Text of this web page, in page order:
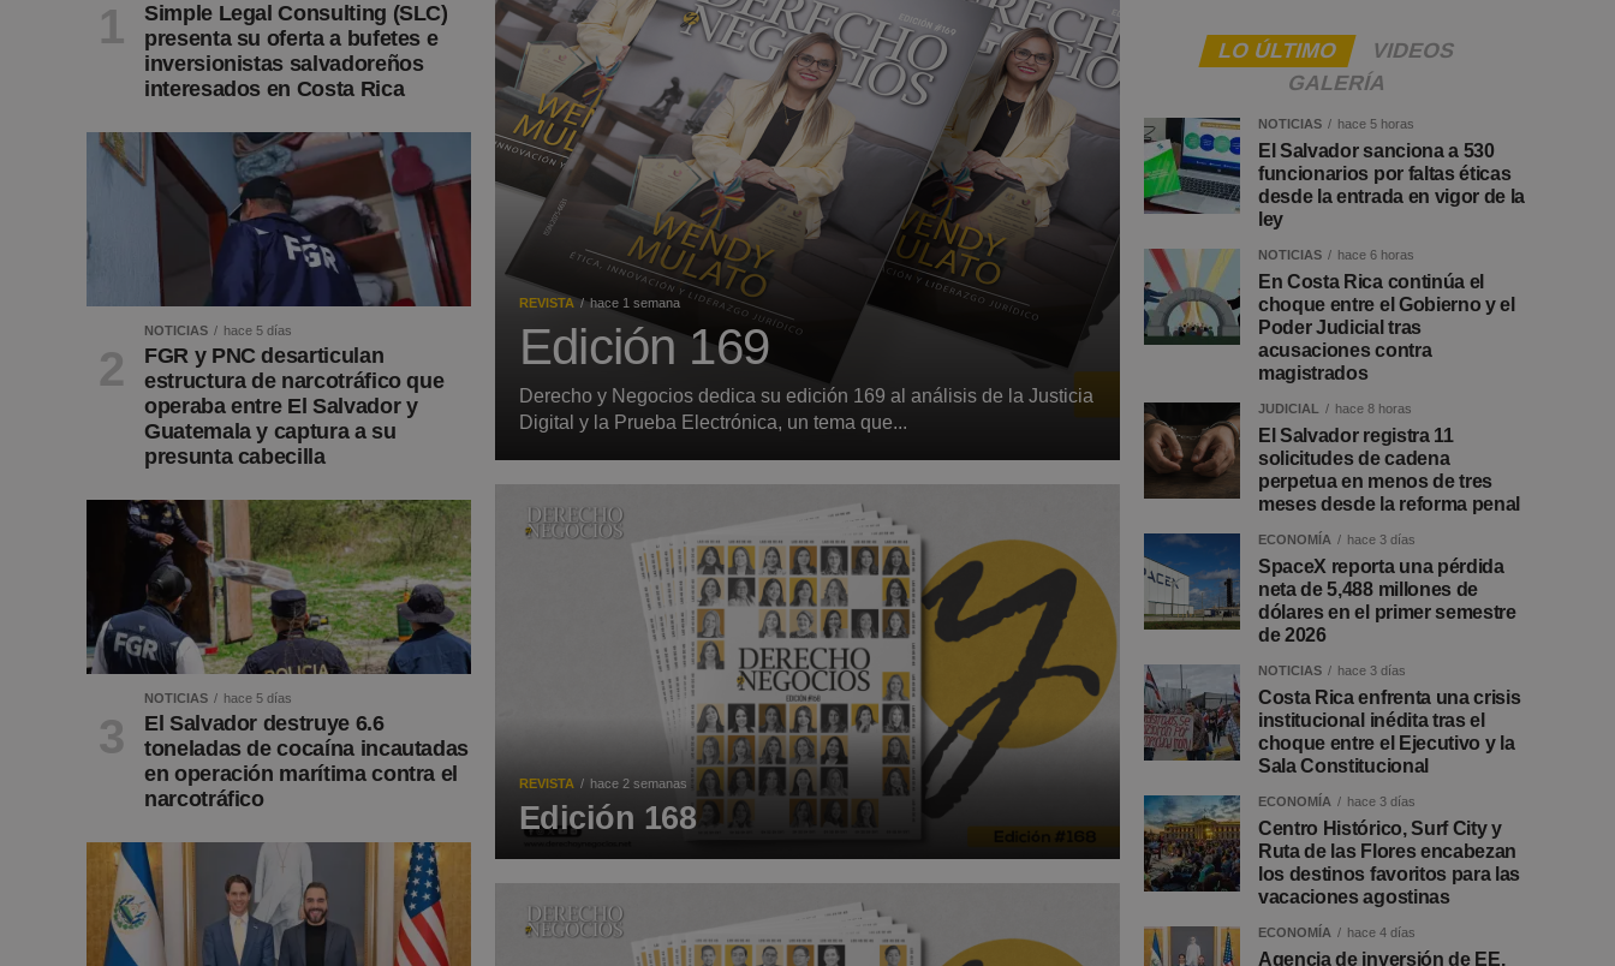
REVISTA hace 1 semana
Edición 169
Derecho y Negocios dedica su edición 169 al análisis de la Justicia
Digital y la Prueba Electrónica, un tema que...
REVISTA hace 2 semanas
Edición 168
Simple Legal Consulting (SLC)
presenta su oferta a bufetes e
inversionistas salvadoreños
interesados en Costa Rica
NOTICIAS hace 5 días
FGR y PNC desarticulan
estructura de narcotráfico que
operaba entre El Salvador y
Guatemala y captura a su
presunta cabecilla
NOTICIAS hace 5 días
El Salvador destruye 6.6
toneladas de cocaína incautadas
en operación marítima contra el
narcotráfico
LO ÚLTIMO
VIDEOS
GALERÍA
NOTICIAS hace 5 horas
El Salvador sanciona a 530
funcionarios por faltas éticas
desde la entrada en vigor de la
ley
NOTICIAS hace 6 horas
En Costa Rica continúa el
choque entre el Gobierno y el
Poder Judicial tras
acusaciones contra
magistrados
JUDICIAL hace 8 horas
El Salvador registra 11
solicitudes de cadena
perpetua en menos de tres
meses desde la reforma penal
ECONOMÍA hace 3 días
SpaceX reporta una pérdida
neta de 5,488 millones de
dólares en el primer semestre
de 2026
NOTICIAS hace 3 días
Costa Rica enfrenta una crisis
institucional inédita tras el
choque entre el Ejecutivo y la
Sala Constitucional
ECONOMÍA hace 3 días
Centro Histórico, Surf City y
Ruta de las Flores encabezan
los destinos favoritos para las
vacaciones agostinas
ECONOMÍA hace 4 días
Agencia de inversión de EE.